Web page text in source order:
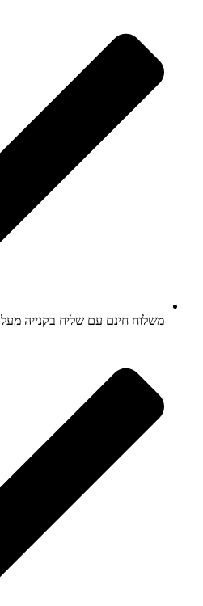
משלוח חינם עם שליח בקנייה מעל 199 ₪